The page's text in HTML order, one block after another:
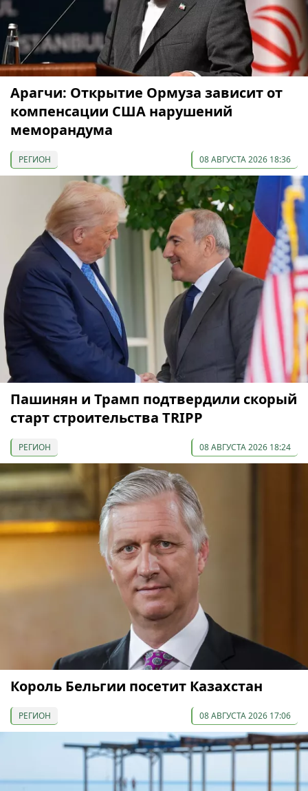
Арагчи: Открытие Ормуза зависит от
компенсации США нарушений
меморандума
РЕГИОН 08 АВГУСТА 2026 18:36
Пашинян и Трамп подтвердили скорый
старт строительства TRIPP
РЕГИОН 08 АВГУСТА 2026 18:24
Король Бельгии посетит Казахстан
РЕГИОН 08 АВГУСТА 2026 17:06